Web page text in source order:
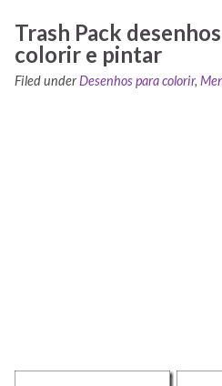
Trash Pack
colorir e pintar
Filed underDesenhos para colorir,